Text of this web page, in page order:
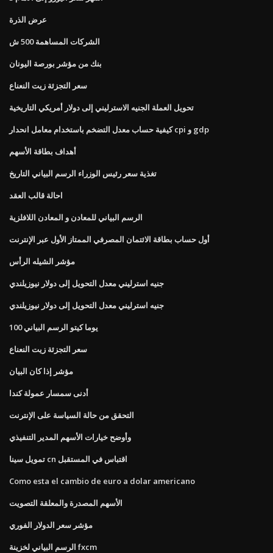
عرض الذرة
الشركات المساهمة 500 ش
بنك من مؤشر بورصة اليونان
سعر التجزئة زيت النعناع
تحويل العملة الجنيه الاسترليني إلى دولار أمريكي التاريخية
كيفية حساب معدل التضخم باستخدام معامل انحدار cpi و gdp
أهداف بطاقة الأسهم
تغذية سعر رئيس الوزراء الرسم البياني التاريخ
احالة قالب العقد
الرسم البياني للمعادن و المعادن اللافلزية
أول حساب بطاقة الائتمان المصرفي الممتاز الأول عبر الإنترنت
مؤشر الشيله الرأس
جنيه استرليني معدل التحويل إلى دولار نيوزيلندي
جنيه استرليني معدل التحويل إلى دولار نيوزيلندي
100 يوما كيتو الرسم البياني
سعر التجزئة زيت النعناع
مؤشر إذا كان البيان
أدنى سمسار عمولة كندا
التحقق من حالة السياسة على الإنترنت
وأوضح خيارات الأسهم المدير التنفيذي
تمويل سينا ​​cn اقتباس في المستقبل
Como esta el cambio de euro a dolar americano
الأسهم المصدرة والمعلقة التصويت
مؤشر سعر الدولار الفوري
الرسم البياني لخزينة fxcm